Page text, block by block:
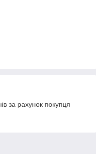
за рахунок покупця